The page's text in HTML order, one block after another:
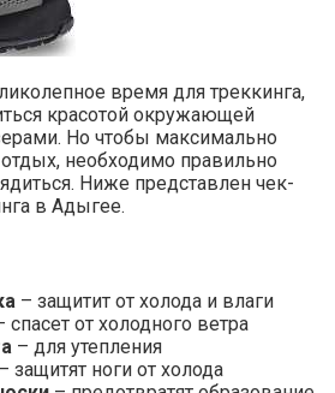
время для треккинга,
красотой окружающей
Но чтобы максимально
необходимо правильно
Ниже представлен чек-
в Адыгее.
– защитит от холода и влаги
спасет от холодного ветра
– для утепления
– защитят ноги от холода